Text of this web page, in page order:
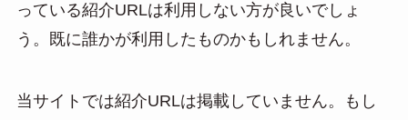
っている紹介URLは利用しない方が良いでしょ
う。既に誰かが利用したものかもしれません。
当サイトでは紹介URLは掲載していません。もし